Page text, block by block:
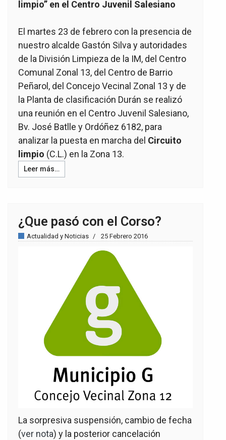
limpio” en el Centro Juvenil Salesiano
El martes 23 de febrero con la presencia de
nuestro alcalde Gastón Silva y autoridades
de la División Limpieza de la IM, del Centro
Comunal Zonal 13, del Centro de Barrio
Peñarol, del Concejo Vecinal Zonal 13 y de
la Planta de clasificación Durán se realizó
una reunión en el Centro Juvenil Salesiano,
Bv. José Batlle y Ordóñez 6182, para
analizar la puesta en marcha del Circuito
limpio (C.L.) en la Zona 13.
Leer más…
¿Que pasó con el Corso?
Actualidad y Noticias 25 Febrero 2016
La sorpresiva suspensión, cambio de fecha
(ver nota) y la posterior cancelación